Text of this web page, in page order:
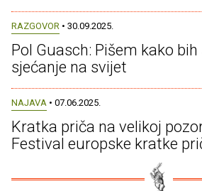
RAZGOVOR • 30.09.2025.
Pol Guasch: Pišem kako
sjećanje na svijet
NAJAVA • 07.06.2025.
Kratka priča na velikoj
Festival europske kratke